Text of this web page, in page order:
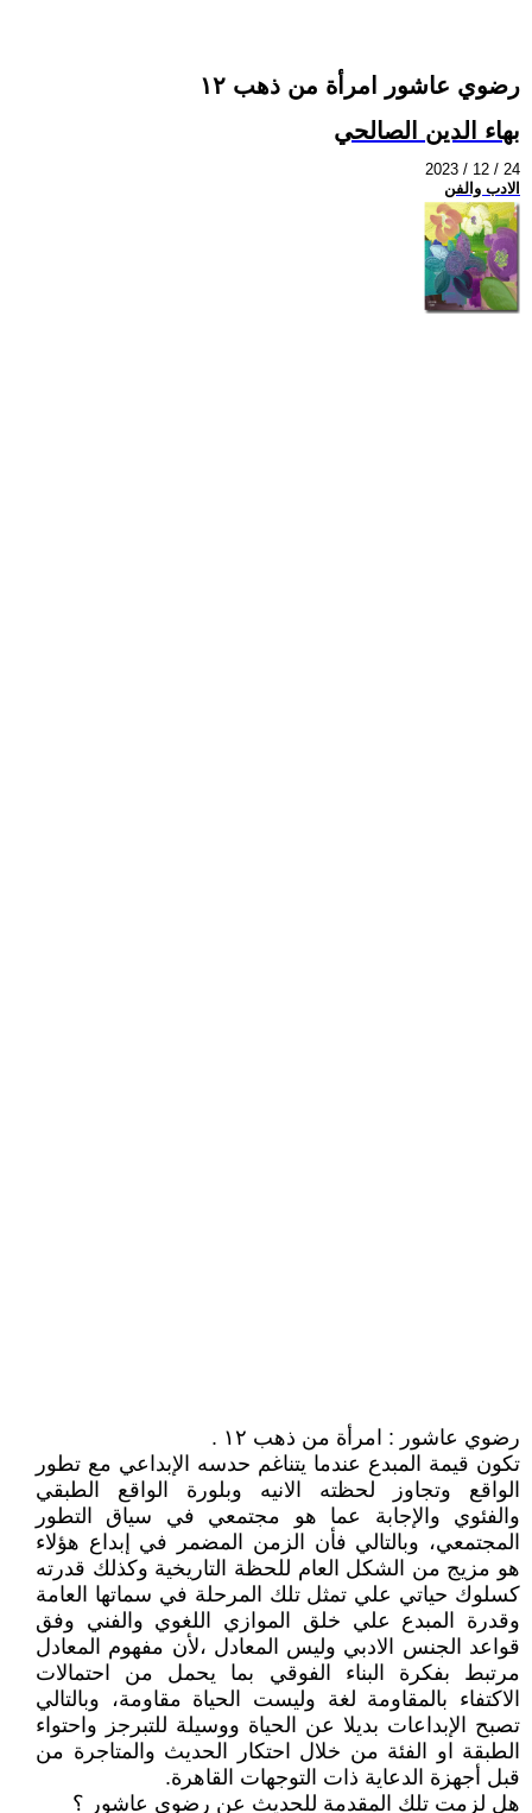
رضوي عاشور امرأة من ذهب ١٢
بهاء الدين الصالحي
2023 / 12 / 24
الادب والفن
رضوي عاشور : امرأة من ذهب ١٢ .
تكون قيمة المبدع عندما يتناغم حدسه الإبداعي مع تطور
الواقع وتجاوز لحظته الانيه وبلورة الواقع الطبقي
والفئوي والإجابة عما هو مجتمعي في سياق التطور
المجتمعي، وبالتالي فأن الزمن المضمر في إبداع هؤلاء
هو مزيج من الشكل العام للحظة التاريخية وكذلك قدرته
كسلوك حياتي علي تمثل تلك المرحلة في سماتها العامة
وقدرة المبدع علي خلق الموازي اللغوي والفني وفق
قواعد الجنس الادبي وليس المعادل ،لأن مفهوم المعادل
مرتبط بفكرة البناء الفوقي بما يحمل من احتمالات
الاكتفاء بالمقاومة لغة وليست الحياة مقاومة، وبالتالي
تصبح الإبداعات بديلا عن الحياة ووسيلة للتبرجز واحتواء
الطبقة او الفئة من خلال احتكار الحديث والمتاجرة من
قبل أجهزة الدعاية ذات التوجهات القاهرة.
هل لزمت تلك المقدمة للحديث عن رضوي عاشور ؟